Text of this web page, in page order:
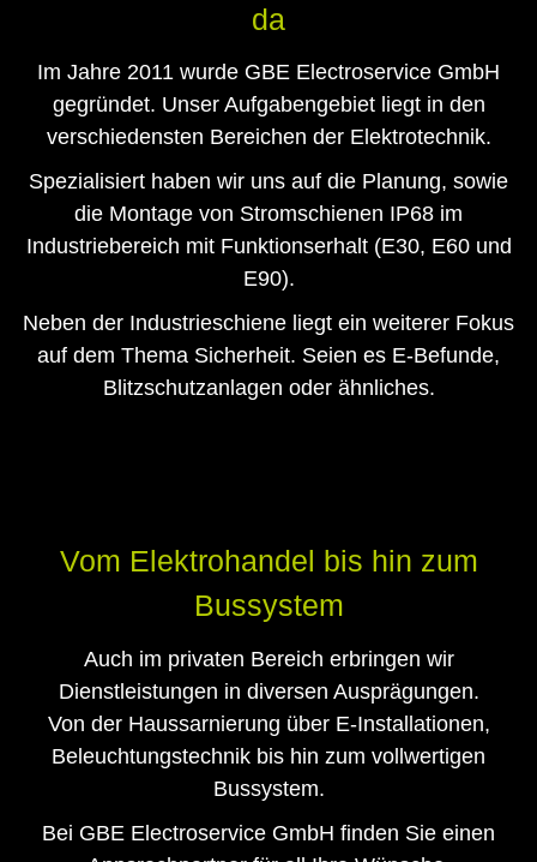
da
Im Jahre 2011 wurde GBE Electroservice GmbH
gegründet. Unser Aufgabengebiet liegt in den
verschiedensten Bereichen der Elektrotechnik.
Spezialisiert haben wir uns auf die Planung, sowie
die Montage von Stromschienen IP68 im
Industriebereich mit Funktionserhalt (E30, E60 und
E90).
Neben der Industrieschiene liegt ein weiterer Fokus
auf dem Thema Sicherheit. Seien es E-Befunde,
Blitzschutzanlagen oder ähnliches.
Vom Elektrohandel bis hin zum
Bussystem
Auch im privaten Bereich erbringen wir
Dienstleistungen in diversen Ausprägungen.
Von der Haussarnierung über E-Installationen,
Beleuchtungstechnik bis hin zum vollwertigen
Bussystem.
Bei GBE Electroservice GmbH finden Sie einen